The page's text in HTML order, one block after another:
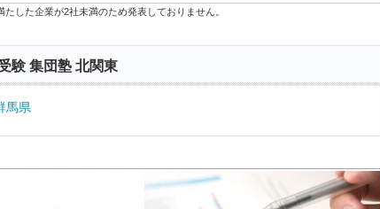
した企業が2社未満のため発表しておりません。
験 集団塾 北関東
馬県